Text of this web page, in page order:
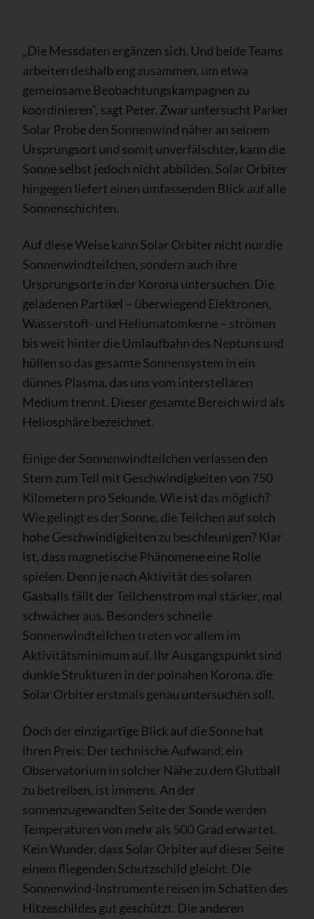
„Die Messdaten ergänzen sich. Und beide Teams
arbeiten deshalb eng zusammen, um etwa
gemeinsame Beobachtungskampagnen zu
koordinieren“, sagt Peter. Zwar untersucht Parker
Solar Probe den Sonnenwind näher an seinem
Ursprungsort und somit unverfälschter, kann die
Sonne selbst jedoch nicht abbilden. Solar Orbiter
hingegen liefert einen umfassenden Blick auf alle
Sonnenschichten.
Auf diese Weise kann Solar Orbiter nicht nur die
Sonnenwindteilchen, sondern auch ihre
Ursprungsorte in der Korona untersuchen. Die
geladenen Partikel – überwiegend Elektronen,
Wasserstoff- und Heliumatomkerne – strömen
bis weit hinter die Umlaufbahn des Neptuns und
hüllen so das gesamte Sonnensystem in ein
dünnes Plasma, das uns vom interstellaren
Medium trennt. Dieser gesamte Bereich wird als
Heliosphäre bezeichnet.
Einige der Sonnenwindteilchen verlassen den
Stern zum Teil mit Geschwindigkeiten von 750
Kilometern pro Sekunde. Wie ist das möglich?
Wie gelingt es der Sonne, die Teilchen auf solch
hohe Geschwindigkeiten zu beschleunigen? Klar
ist, dass magnetische Phänomene eine Rolle
spielen. Denn je nach Aktivität des solaren
Gasballs fällt der Teilchenstrom mal stärker, mal
schwächer aus. Besonders schnelle
Sonnenwindteilchen treten vor allem im
Aktivitätsminimum auf. Ihr Ausgangspunkt sind
dunkle Strukturen in der polnahen Korona, die
Solar Orbiter erstmals genau untersuchen soll.
Doch der einzigartige Blick auf die Sonne hat
ihren Preis: Der technische Aufwand, ein
Observatorium in solcher Nähe zu dem Glutball
zu betreiben, ist immens. An der
sonnenzugewandten Seite der Sonde werden
Temperaturen von mehr als 500 Grad erwartet.
Kein Wunder, dass Solar Orbiter auf dieser Seite
einem fliegenden Schutzschild gleicht. Die
Sonnenwind-Instrumente reisen im Schatten des
Hitzeschildes gut geschützt. Die anderen